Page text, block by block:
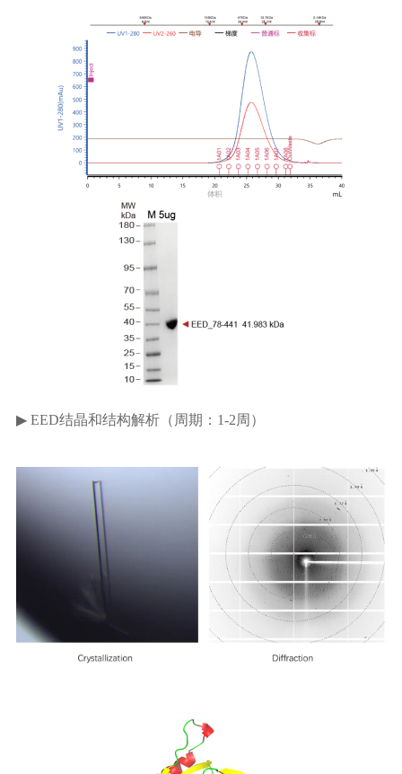
▶ EED结晶和结构解析（周期：1-2周）